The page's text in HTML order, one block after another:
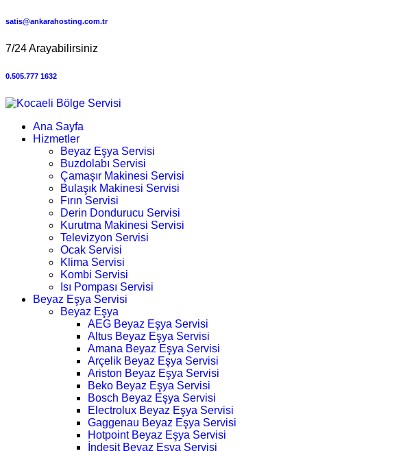
satis@ankarahosting.com.tr
7/24 Arayabilirsiniz
0.505.777 1632
Ana Sayfa
Hizmetler
Beyaz Eşya Servisi
Buzdolabı Servisi
Çamaşır Makinesi Servisi
Bulaşık Makinesi Servisi
Fırın Servisi
Derin Dondurucu Servisi
Kurutma Makinesi Servisi
Televizyon Servisi
Ocak Servisi
Klima Servisi
Kombi Servisi
Isı Pompası Servisi
Beyaz Eşya Servisi
Beyaz Eşya
AEG Beyaz Eşya Servisi
Altus Beyaz Eşya Servisi
Amana Beyaz Eşya Servisi
Arçelik Beyaz Eşya Servisi
Ariston Beyaz Eşya Servisi
Beko Beyaz Eşya Servisi
Bosch Beyaz Eşya Servisi
Electrolux Beyaz Eşya Servisi
Gaggenau Beyaz Eşya Servisi
Hotpoint Beyaz Eşya Servisi
İndesit Beyaz Eşya Servisi